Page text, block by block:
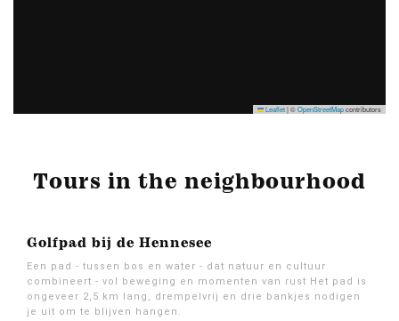
Leaflet|©OpenStreetMapcontributors
Tours in the neighbourhood
Golfpad bij de Hennesee
Een pad - tussen bos en water - dat natuur en cultuur
combineert - vol beweging en momenten van rust Het pad is
ongeveer 2,5 km lang, drempelvrij en drie bankjes nodigen
je uit om te blijven hangen.